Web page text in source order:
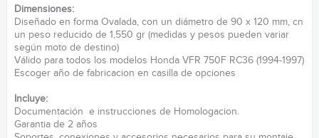
Dimensiones:
Diseñado en forma Ovalada, con un diámetro de 90 x 120 mm, cn
un peso reducido de 1,550 gr (medidas y pesos pueden variar
según moto de destino)
Válido para todos los modelos Honda VFR 750F RC36 (1994-1997)
Escoger año de fabricacion en casilla de opciones
Incluye:
Documentación e instrucciones de Homologacion.
Garantia de 2 años